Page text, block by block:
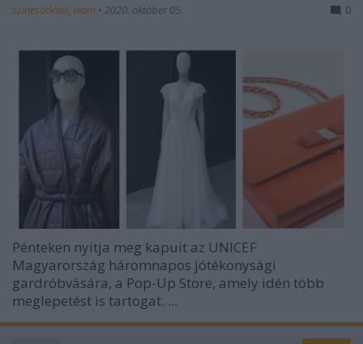
színesötletek_team • 2020. október 05. 0
Pénteken nyitja meg kapuit az UNICEF
Magyarország háromnapos jótékonysági
gardróbvására, a Pop-Up Store, amely idén több
meglepetést is tartogat. ...